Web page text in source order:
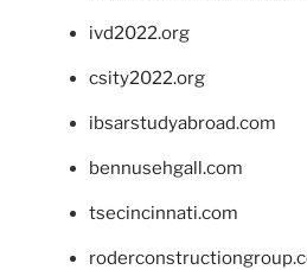
ivd2022.org
csity2022.org
ibsarstudyabroad.com
bennusehgall.com
tsecincinnati.com